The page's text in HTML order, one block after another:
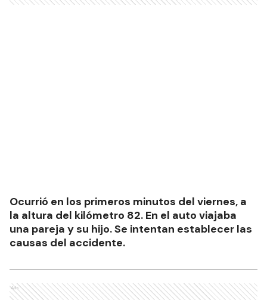
Ocurrió en los primeros minutos del viernes, a
la altura del kilómetro 82. En el auto viajaba
una pareja y su hijo. Se intentan establecer las
causas del accidente.
Ads